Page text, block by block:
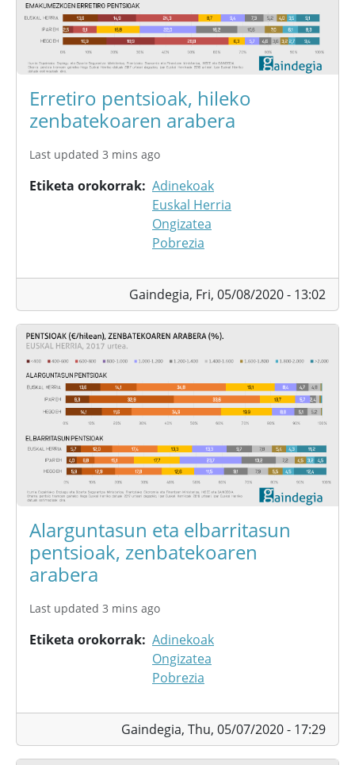
Erretiro pentsioak, hileko
zenbatekoaren arabera
Last updated 3 mins ago
Etiketa orokorrak Adinekoak
Euskal Herria
Ongizatea
Pobrezia
Gaindegia, Fri, 05/08/2020 - 13:02
Alarguntasun eta elbarritasun
pentsioak, zenbatekoaren
arabera
Last updated 3 mins ago
Etiketa orokorrak Adinekoak
Ongizatea
Pobrezia
Gaindegia, Thu, 05/07/2020 - 17:29